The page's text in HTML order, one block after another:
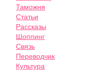
Таможня
Статьи
Рассказы
Шоппинг
Связь
Переводчик
Культура